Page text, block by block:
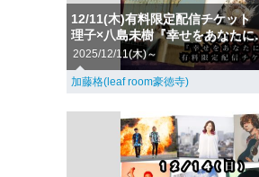
12/11(木)有料限定配信チケッ
理子×八島未樹『幸せをあなた
2025/12/11(木)～
加藤格(leaf room豪徳寺)